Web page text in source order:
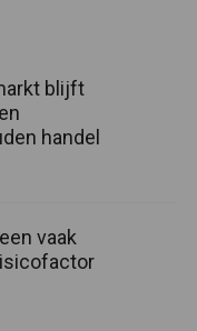
blijft
handel
vaak